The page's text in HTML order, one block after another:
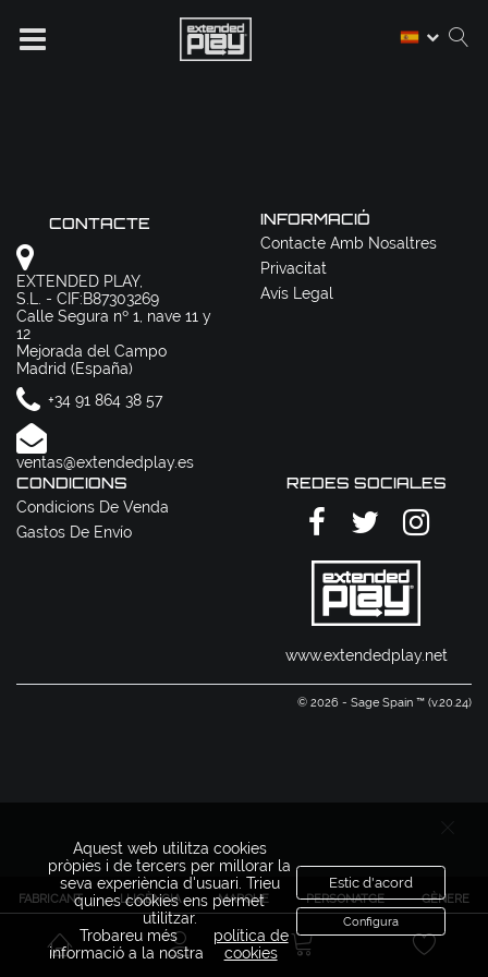
FABRICANT LLICÈNCIA MARQUE PERSONATGE GÈNERE
CONTACTE
EXTENDED PLAY,
S.L. - CIF:B87303269
Calle Segura nº 1, nave 11 y
12
Mejorada del Campo
Madrid (España)
+34 91 864 38 57
ventas@extendedplay.es
INFORMACIÓ
Contacte Amb Nosaltres
Privacitat
Avís Legal
CONDICIONS
Condicions De Venda
Gastos De Envío
REDES SOCIALES
www.extendedplay.net
© 2026 - Sage Spain ™ (v.20.24)
Aquest web utilitza cookies
pròpies i de tercers per millorar la
seva experiència d'usuari. Trieu
quines cookies ens permet
utilitzar.
Trobareu més
informació a la nostra
política de
cookies
Estic d'acord
Configura